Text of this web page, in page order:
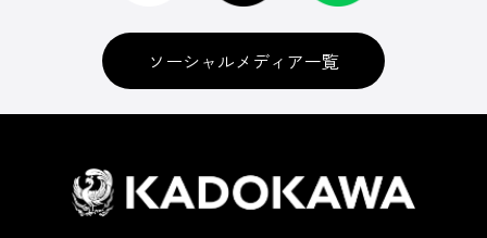
ソーシャルメディア一覧